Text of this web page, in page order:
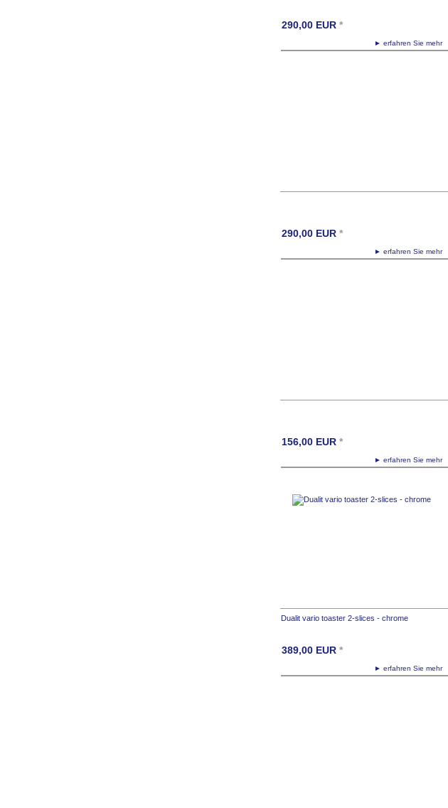
► erfahren Sie mehr
290,00 EUR *
► erfahren Sie mehr
290,00 EUR *
► erfahren Sie mehr
156,00 EUR *
Dualit vario toaster 2-slices - chrome
► erfahren Sie mehr
389,00 EUR *